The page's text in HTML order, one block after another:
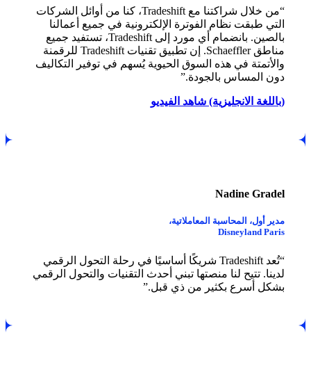
“من خلال شراكتنا مع Tradeshift، كنا من أوائل الشركات
التي طبقت نظام الفوترة الإلكترونية في جميع أعمالنا
بالصين. بانضمام أي مورد إلى Tradeshift، تستفيد جميع
مناطق Schaeffler. إن تطبيق تقنيات Tradeshift للرقمنة
والأتمتة في هذه السوق الحيوية يُسهم في توفير التكاليف
دون المساس بالجودة.”
(باللغة الانجليزية) شاهد الفيديو
Nadine Gradel
مدير أول، المحاسبة المعاملاتية،
Disneyland Paris
“تُعد Tradeshift شريكًا أساسيًا في رحلة التحول الرقمي
لدينا. تتيح لنا منصتها تبني أحدث التقنيات والتحول الرقمي
بشكل أسرع بكثير من ذي قبل.”